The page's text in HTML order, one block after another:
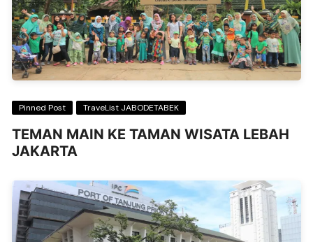
Pinned Post TraveList JABODETABEK
TEMAN MAIN KE TAMAN WISATA LEBAH
JAKARTA